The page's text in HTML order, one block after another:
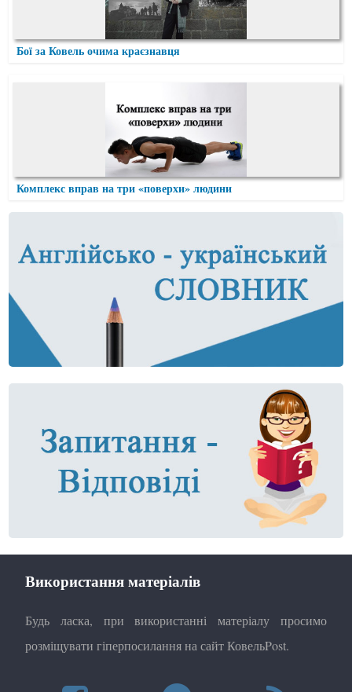
Бої за Ковель очима краєзнавця
Комплекс вправ на три «поверхи» людини
Використання матеріалів
Будь ласка, при використанні матеріалу просимо
розміщувати гіперпосилання на сайт КовельPost.